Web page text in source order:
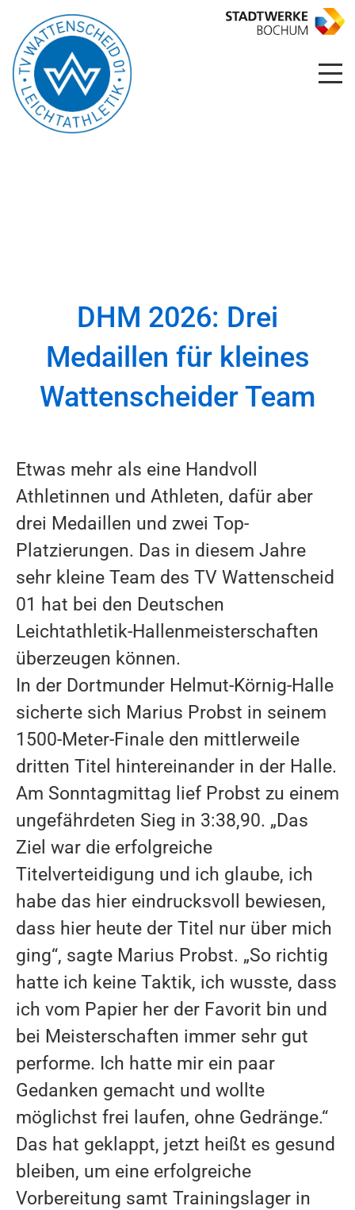
DHM 2026: Drei
Medaillen für kleines
Wattenscheider Team
Etwas mehr als eine Handvoll
Athletinnen und Athleten, dafür aber
drei Medaillen und zwei Top-
Platzierungen. Das in diesem Jahre
sehr kleine Team des TV Wattenscheid
01 hat bei den Deutschen
Leichtathletik-Hallenmeisterschaften
überzeugen können.
In der Dortmunder Helmut-Körnig-Halle
sicherte sich Marius Probst in seinem
1500-Meter-Finale den mittlerweile
dritten Titel hintereinander in der Halle.
Am Sonntagmittag lief Probst zu einem
ungefährdeten Sieg in 3:38,90. „Das
Ziel war die erfolgreiche
Titelverteidigung und ich glaube, ich
habe das hier eindrucksvoll bewiesen,
dass hier heute der Titel nur über mich
ging“, sagte Marius Probst. „So richtig
hatte ich keine Taktik, ich wusste, dass
ich vom Papier her der Favorit bin und
bei Meisterschaften immer sehr gut
performe. Ich hatte mir ein paar
Gedanken gemacht und wollte
möglichst frei laufen, ohne Gedränge.“
Das hat geklappt, jetzt heißt es gesund
bleiben, um eine erfolgreiche
Vorbereitung samt Trainingslager in